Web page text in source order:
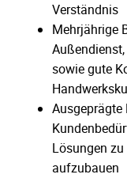
Verständnis
Mehrjährige
sowie gute
Ausgeprägte
Lösungen
aufzubauen